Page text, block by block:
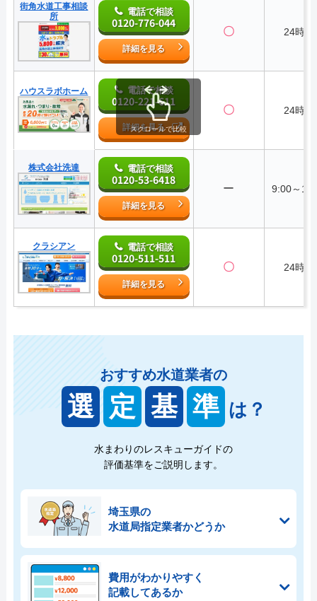
街角水道工事相談
所
電話で相談
0120-776-044
詳細を見る
〇 24時間
ハウスラボホーム 電話で相談
0120-221-611
詳細を見る
〇 24時間
株式会社洗達 電話で相談
0120-53-6418
詳細を見る
ー 9:00～
クラシアン 電話で相談
0120-511-511
詳細を見る
〇 24時間
スクロールで比較
おすすめ水道業者の
選 定 基 準 は？
水まわりのレスキューガイドの
評価基準をご説明します。
埼玉県の
水道局指定業者かどうか
費用がわかりやすく
記載してあるか